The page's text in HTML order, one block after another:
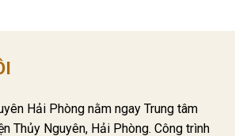
Hải Phòng nằm ngay Trung tâm
Thủy Nguyên, Hải Phòng. Công trình